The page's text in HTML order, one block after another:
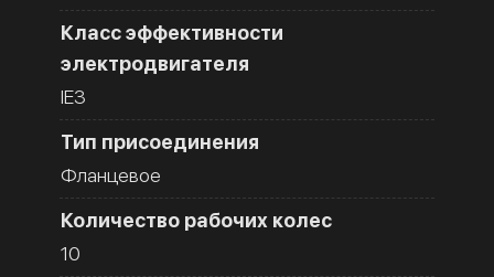
Класс эффективности
электродвигателя
IE3
Тип присоединения
Фланцевое
Количество рабочих колес
10